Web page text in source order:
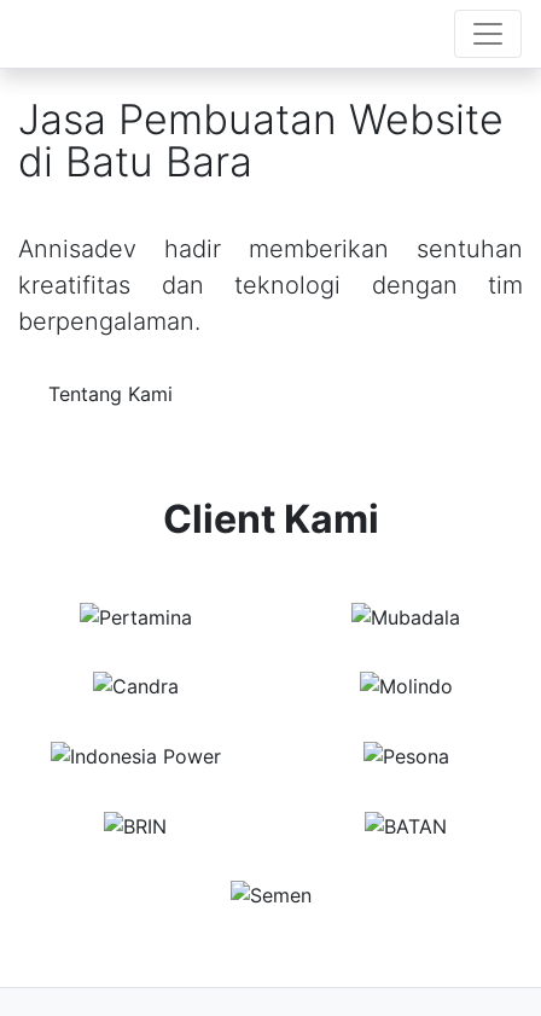
Jasa Pembuatan Website
di Batu Bara
Annisadev hadir memberikan sentuhan
kreatifitas dan teknologi dengan tim
berpengalaman.
Tentang Kami
Client Kami